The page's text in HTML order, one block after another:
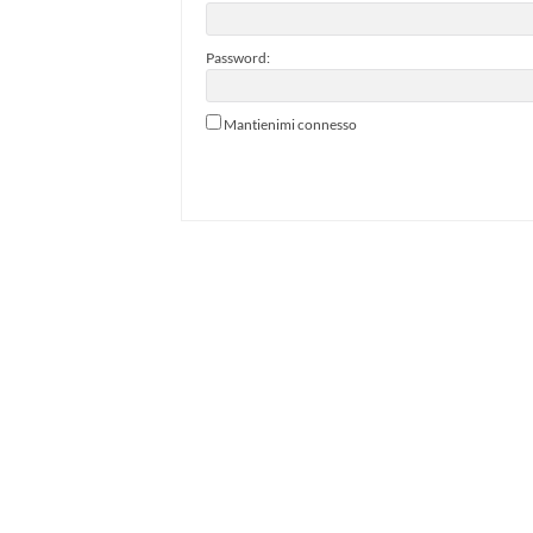
Password:
Mantienimi connesso